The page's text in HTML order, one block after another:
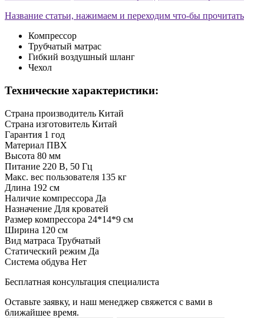
Название статьи, нажимаем и переходим что-бы прочитать
Компрессор
Трубчатый матрас
Гибкий воздушный шланг
Чехол
Технические характеристики:
Страна производитель Китай
Страна изготовитель Китай
Гарантия 1 год
Материал ПВХ
Высота 80 мм
Питание 220 В, 50 Гц
Макс. вес пользователя 135 кг
Длина 192 см
Наличие компрессора Да
Назначение Для кроватей
Размер компрессора 24*14*9 см
Ширина 120 см
Вид матраса Трубчатый
Статический режим Да
Система обдува Нет
Бесплатная консультация специалиста
Оставьте заявку, и наш менеджер свяжется с вами в
ближайшее время.